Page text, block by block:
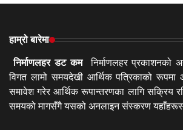
हाम्रो बारेमा
निर्माणलहर डट कमनिर्माणलहर प्रकाशनको
विगत लामो समयदेखी आर्थिक पत्रिकाको रूपमा
समावेश गरेर आर्थिक रूपान्तरणका लागि सक्रिय
समयको मागसँगै यसको अनलाइन संस्करण